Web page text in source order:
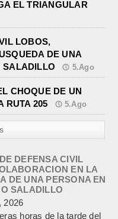
EL TRIANGULAR
LOBOS,
DE UNA
SALADILLO
5.Ago
CHOQUE DE UN
RUTA 205
5.Ago
DEFENSA CIVIL
EN LA
DE UNA PERSONA EN
SALADILLO
Jorge
por parte de su
POR EL
UN AUTO Y UN
LA RUTA 205